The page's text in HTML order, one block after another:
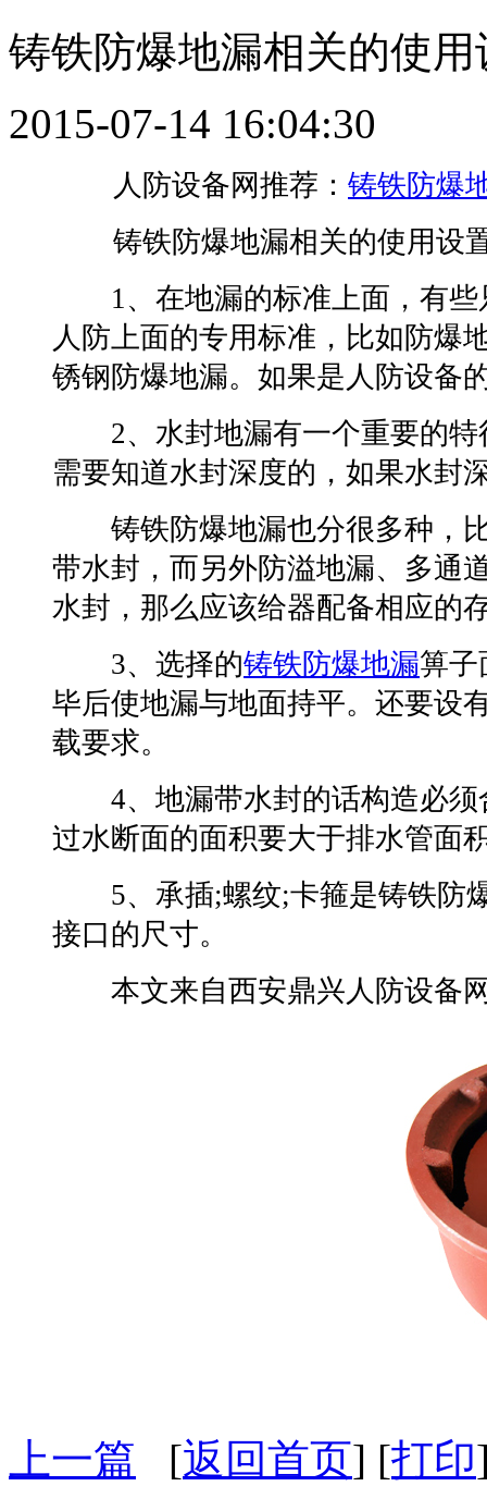
铸铁防爆地漏相关的使用
2015-07-14 16:04:30
人防设备网推荐： 铸铁防爆
铸铁防爆地漏相关的使用设
1、在地漏的标准上面，有些
人防上面的专用标准，比如防爆
锈钢防爆地漏。如果是人防设备
2、水封地漏有一个重要的特
需要知道水封深度的，如果水封
铸铁防爆地漏也分很多种，比
带水封，而另外防溢地漏、多通
水封，那么应该给器配备相应的
3、选择的铸铁防爆地漏箅子
毕后使地漏与地面持平。还要设
载要求。
4、地漏带水封的话构造必须
过水断面的面积要大于排水管面
5、承插;螺纹;卡箍是铸铁防爆
接口的尺寸。
本文来自西安鼎兴人防设备网
上一篇 [返回首页] [打印